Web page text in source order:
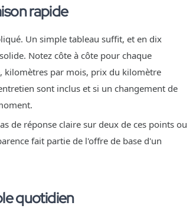
rapide
Un simple tableau suffit, et en dix
Notez côte à côte pour chaque
kilomètres par mois, prix du kilomètre
sont inclus et si un changement de
de réponse claire sur deux de ces points ou
fait partie de l'offre de base d'un
quotidien